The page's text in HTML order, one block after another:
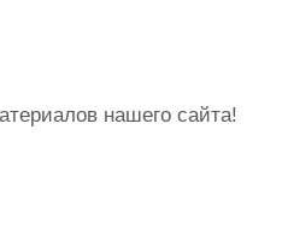
нашего сайта!